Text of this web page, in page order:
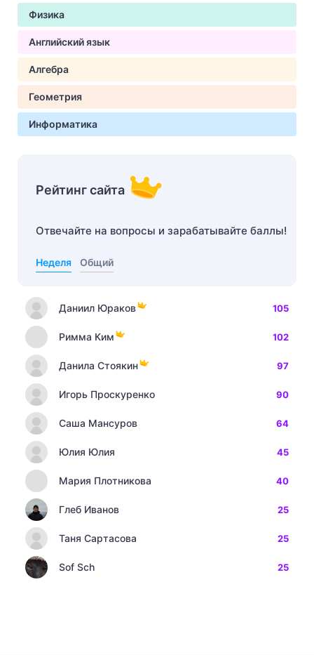
Физика
Английский язык
Алгебра
Геометрия
Информатика
Рейтинг сайта
Отвечайте на вопросы и зарабатывайте баллы!
Неделя Общий
Даниил Юраков 105
Римма Ким 102
Данила Стоякин 97
Игорь Проскуренко 90
Саша Мансуров 64
Юлия Юлия 45
Мария Плотникова 40
Глеб Иванов 25
Таня Сартасова 25
Sof Sch 25